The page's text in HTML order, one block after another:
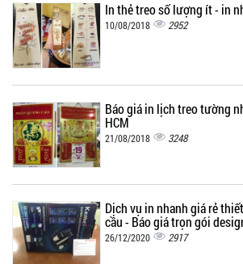
In thẻ treo số lượng ít - in
10/08/2018 2952
Báo giá in lịch treo tường
HCM
21/08/2018 3248
Dịch vụ in nhanh giá rẻ
cầu - Báo giá trọn gói
26/12/2020 2917